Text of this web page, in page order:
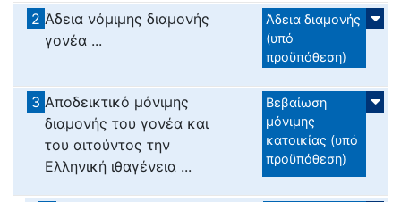
2 Άδεια νόμιμης διαμονής
γονέα ...
Άδεια διαμονής
(υπό
προϋπόθεση)
3 Αποδεικτικό μόνιμης
διαμονής του γονέα και
του αιτούντος την
Ελληνική ιθαγένεια ...
Βεβαίωση
μόνιμης
κατοικίας (υπό
προϋπόθεση)